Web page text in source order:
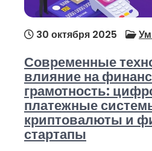
30 октября 2025
Современные
влияние на
грамотность:
платежные
криптовалюты и
стартапы